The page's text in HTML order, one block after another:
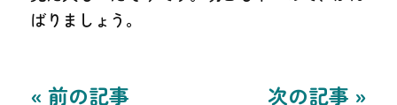
ばりましょう。
次の記事 »
« 前の記事